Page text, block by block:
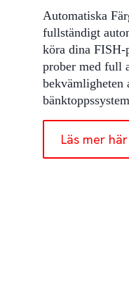
Automatiska
fullständigt
köra dina
prober med full
bekvämligheten
Läs mer här